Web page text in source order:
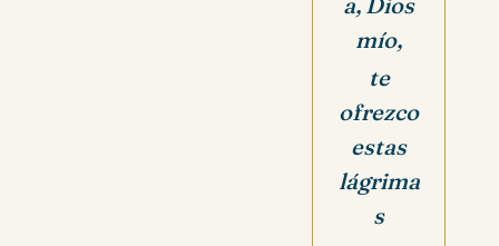
mío,
te
ofrezco
estas
lágrima
s